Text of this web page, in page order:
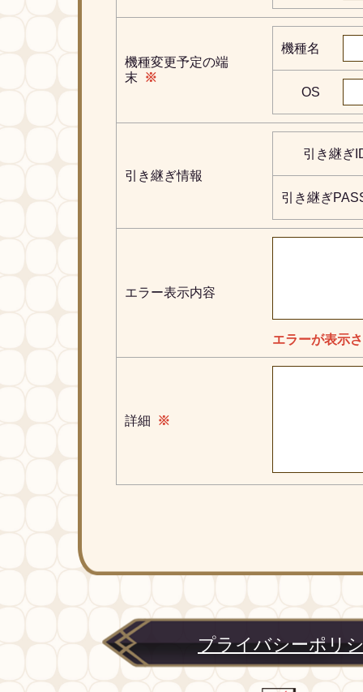
機種変更予定の端
末 ※
機種名
OS
引き継ぎ情報
引き継ぎ
引き継ぎ
エラー表示内容
エラーが表示
詳細 ※
プライバシーポリ